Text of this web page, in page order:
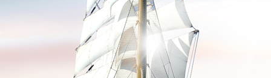
移动电源充电宝铝外壳